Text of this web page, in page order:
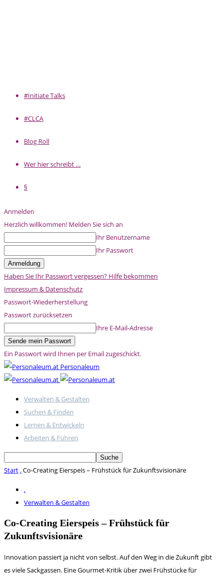
#Initiate Talks
#CLCA
Blog Roll
Wer hier schreibt …
§
Anmelden
Herzlich willkommen! Melden Sie sich an
Ihr Benutzername
Ihr Passwort
Haben Sie Ihr Passwort vergessen? Hilfe bekommen
Impressum & Datenschutz
Passwort-Wiederherstellung
Passwort zurücksetzen
Ihre E-Mail-Adresse
Ein Passwort wird Ihnen per Email zugeschickt.
Personaleum
Verwalten & Gestalten
Suchen & Finden
Lernen & Entwickeln
Arbeiten & Führen
Start .Co-Creating Eierspeis – Frühstück für Zukunftsvisionäre
.
Verwalten & Gestalten
Co-Creating Eierspeis – Frühstück für
Zukunftsvisionäre
Innovation passiert ja nicht von selbst. Auf den Weg in die Zukunft gibt
es viele Sackgassen. Eine Gourmet-Kritik über zwei Frühstücke für